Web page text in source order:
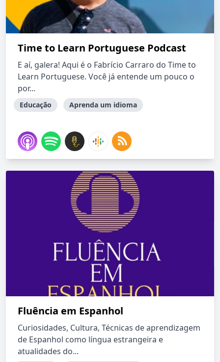
Time to Learn Portuguese Podcast
E aí, galera! Aqui é o Fabrício Carraro do Time to
Learn Portuguese. Você já entende um pouco o
por...
Educação Aprenda um idioma
Fluência em Espanhol
Curiosidades, Cultura, Técnicas de aprendizagem
de Espanhol como língua estrangeira e
atualidades do...